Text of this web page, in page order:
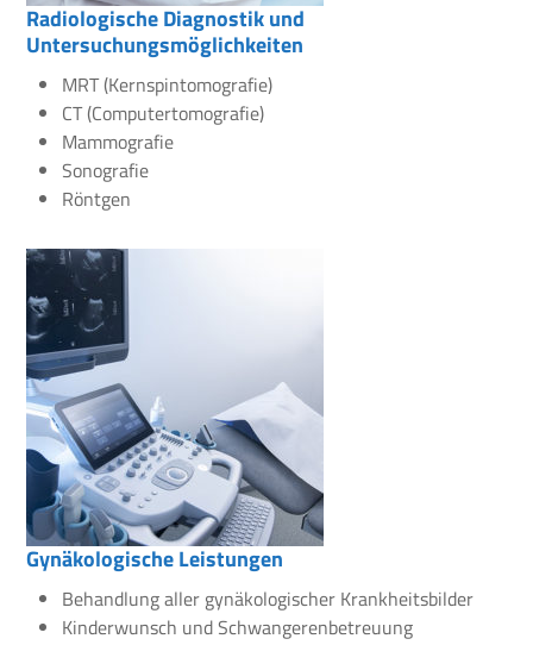
Radiologische Diagnostik und
Untersuchungsmöglichkeiten
MRT (Kernspintomografie)
CT (Computertomografie)
Mammografie
Sonografie
Röntgen
Gynäkologische Leistungen
Behandlung aller gynäkologischer Krankheitsbilder
Kinderwunsch und Schwangerenbetreuung